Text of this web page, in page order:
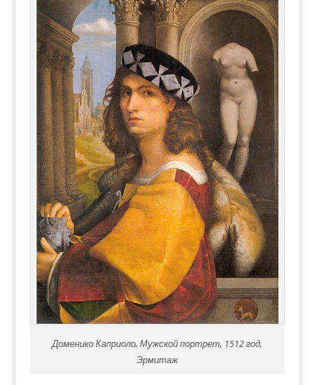
Доменико Каприоло, Мужской портрет, 1512 год,
Эрмитаж